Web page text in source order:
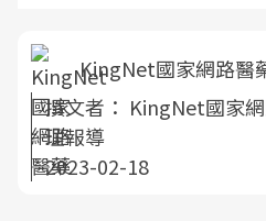
KingNet國家網路醫
撰文者： KingNet國家
理報導
2023-02-18